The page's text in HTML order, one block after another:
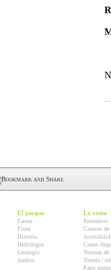
El parque
Fauna
Flora
Historia
Hidrología
Geología
Audios
La visita
Itinerarios
Centros de
Como
Normas
Tienda /
Parte